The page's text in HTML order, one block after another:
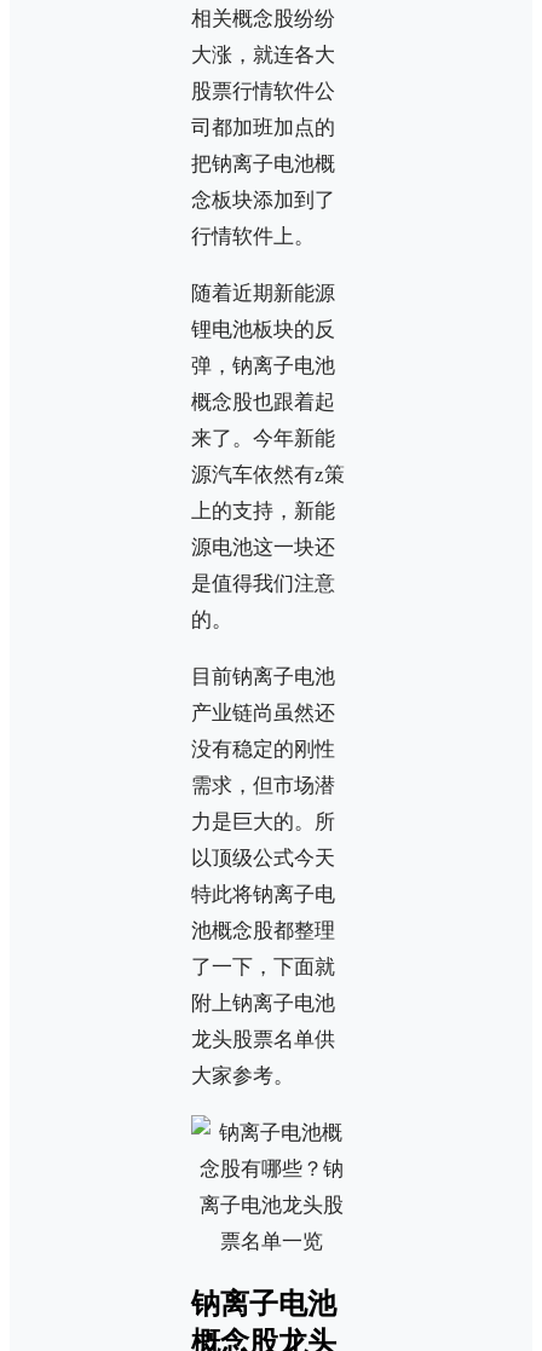
相关概念股纷纷
大涨，就连各大
股票行情软件公
司都加班加点的
把钠离子电池概
念板块添加到了
行情软件上。
随着近期新能源
锂电池板块的反
弹，钠离子电池
概念股也跟着起
来了。今年新能
源汽车依然有z策
上的支持，新能
源电池这一块还
是值得我们注意
的。
目前钠离子电池
产业链尚虽然还
没有稳定的刚性
需求，但市场潜
力是巨大的。所
以顶级公式今天
特此将钠离子电
池概念股都整理
了一下，下面就
附上钠离子电池
龙头股票名单供
大家参考。
钠离子电池
概念股龙头